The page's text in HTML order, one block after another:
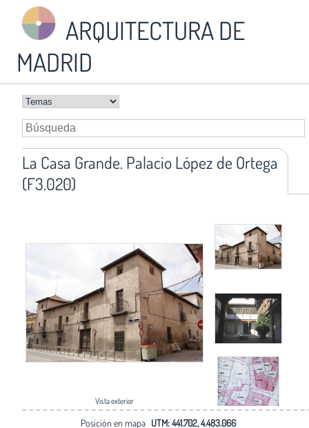
ARQUITECTURA DE
MADRID
La Casa Grande. Palacio López de Ortega
(F3.020)
Vista exterior
Posición en mapa UTM: 441.702, 4.483.066